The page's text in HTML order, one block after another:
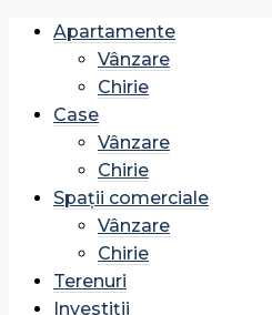
Apartamente
Vânzare
Chirie
Case
Vânzare
Chirie
Spații comerciale
Vânzare
Chirie
Terenuri
Investiții